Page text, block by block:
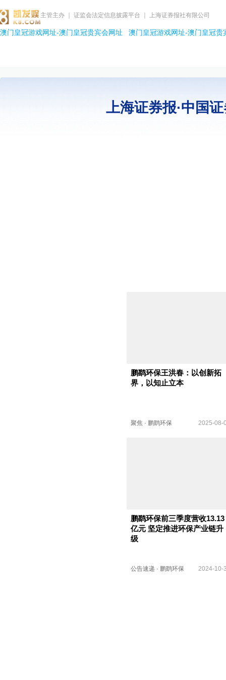
主管主办 ｜ 证监会法定信息披露平台 ｜ 上海证券报社有限公司
澳门皇冠游戏网址-澳门皇冠贵宾会网址 澳门皇冠游戏网址-澳门皇冠贵
上海证券报·中国
鹏鹞环保王洪春：以创新拓
界，以知止立本
聚焦 · 鹏鹞环保 2025-08-
鹏鹞环保前三季度营收13.13
亿元 坚定推进环保产业链升
级
公告速递 · 鹏鹞环保 2024-10-